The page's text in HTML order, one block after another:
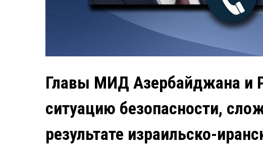
Главы МИД Азербайджана и
ситуацию безопасности,
результате израильско-